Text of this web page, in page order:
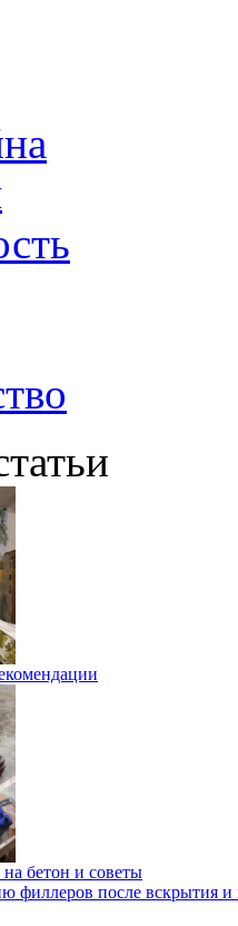
бетон и советы
филлеров после вскрытия и